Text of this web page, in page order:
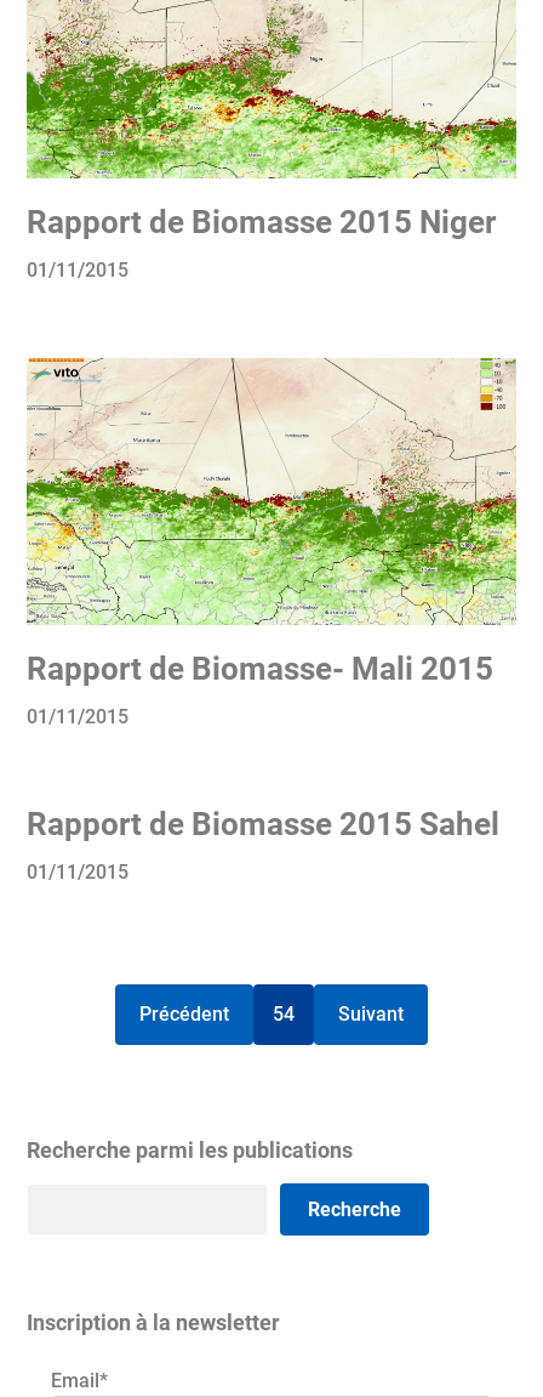
Rapport de Biomasse 2015 Niger
01/11/2015
Rapport de Biomasse- Mali 2015
01/11/2015
Rapport de Biomasse 2015 Sahel
01/11/2015
Précédent 54 Suivant
Recherche parmi les publications
Recherche
Inscription à la newsletter
Email*